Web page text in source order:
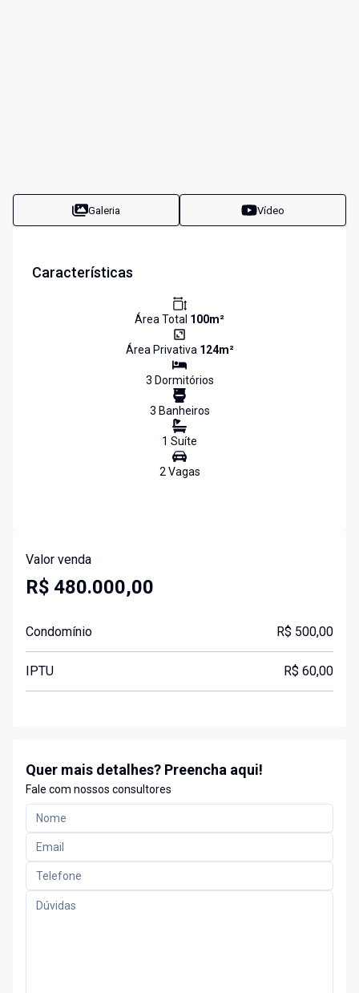
Galeria Vídeo
Características
Área Total 100m²
Área Privativa 124m²
3 Dormitórios
3 Banheiros
1 Suíte
2Vagas
Valor venda
R$ 480.000,00
Condomínio R$ 500,00
IPTU R$ 60,00
Quer mais detalhes? Preencha aqui!
Fale com nossos consultores